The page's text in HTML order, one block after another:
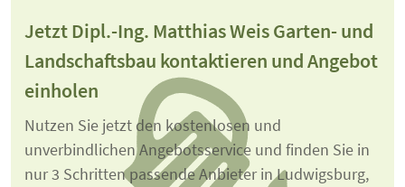
Jetzt Dipl.-Ing. Matthias Weis Garten- und
Landschaftsbau kontaktieren und Angebot
einholen
Nutzen Sie jetzt den kostenlosen und
unverbindlichen Angebotsservice und finden Sie in
nur 3 Schritten passende Anbieter in Ludwigsburg,